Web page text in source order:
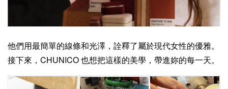
他們用最簡單的線條和光澤，詮釋了屬於現代女性的優雅。
接下來，CHUNICO 也想把這樣的美學，帶進妳的每一天。